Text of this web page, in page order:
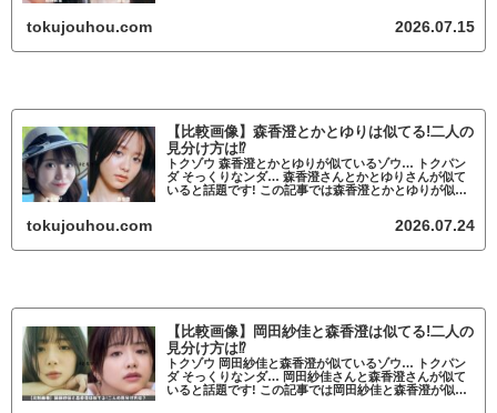
tokujouhou.com 2026.07.15
【比較画像】森香澄とかとゆりは似てる!二人の
見分け方は⁉
トクゾウ 森香澄とかとゆりが似ているゾウ… トクパン
ダ そっくりなンダ… 森香澄さんとかとゆりさんが似て
いると話題です! この記事では森香澄とかとゆりが似て
tokujouhou.com 2026.07.24
【比較画像】岡田紗佳と森香澄は似てる!二人の
見分け方は⁉
トクゾウ 岡田紗佳と森香澄が似ているゾウ… トクパン
ダ そっくりなンダ… 岡田紗佳さんと森香澄さんが似て
いると話題です! この記事では岡田紗佳と森香澄が似て